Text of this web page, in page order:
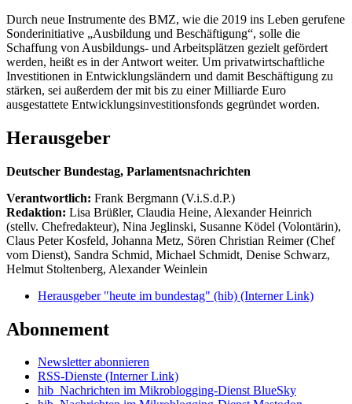
Durch neue Instrumente des BMZ, wie die 2019 ins Leben gerufene
Sonderinitiative „Ausbildung und Beschäftigung“, solle die
Schaffung von Ausbildungs- und Arbeitsplätzen gezielt gefördert
werden, heißt es in der Antwort weiter. Um privatwirtschaftliche
Investitionen in Entwicklungsländern und damit Beschäftigung zu
stärken, sei außerdem der mit bis zu einer Milliarde Euro
ausgestattete Entwicklungsinvestitionsfonds gegründet worden.
Herausgeber
Deutscher Bundestag, Parlamentsnachrichten
Verantwortlich: Frank Bergmann (V.i.S.d.P.)
Redaktion: Lisa Brüßler, Claudia Heine, Alexander Heinrich
(stellv. Chefredakteur), Nina Jeglinski, Susanne Ködel (Volontärin),
Claus Peter Kosfeld, Johanna Metz, Sören Christian Reimer (Chef
vom Dienst), Sandra Schmid, Michael Schmidt, Denise Schwarz,
Helmut Stoltenberg, Alexander Weinlein
Herausgeber "heute im bundestag" (hib) (Interner Link)
Abonnement
Newsletter abonnieren
RSS-Dienste (Interner Link)
hib_Nachrichten im Mikroblogging-Dienst BlueSky